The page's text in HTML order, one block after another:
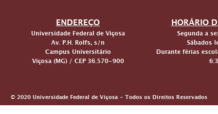
ENDEREÇO
Universidade Federal de Viçosa
Av. P.H. Rolfs, s/n
Campus Universitário
Viçosa (MG) / CEP 36.570-900
HORÁRIO
Segunda a
Sábados
Durante férias
© 2020 Universidade Federal de Viçosa - Todos os Direitos Reservados